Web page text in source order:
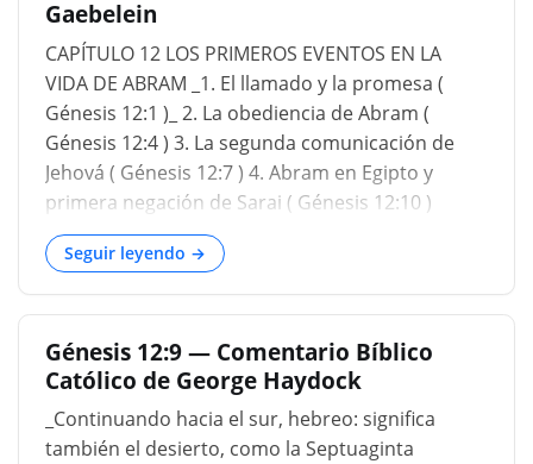
estropeado tantas veces, seguro que no puedo
hacerlo". Es bueno saber que Abraham no era
perfecto ni su fe era perfecta. Es bueno saber
que no tienes que ser perfecto y tu fe no tiene
que ser perfecta para que Dios te honre.
Entonces Dios dijo: "Aléjate de tu familia". Se
llevó a su padre con él desde Ur de los caldeos
Detenerse en Harán fue una obediencia
Gaebelein
CAPÍTULO 12 LOS PRIMEROS EVENTOS EN LA
VIDA DE ABRAM _1. El llamado y la promesa (
Génesis 12:1 )_ 2. La obediencia de Abram (
Génesis 12:4 ) 3. La segunda comunicación de
Jehová ( Génesis 12:7 ) 4. Abram en Egipto y
primera negación de Sarai ( Génesis 12:10 )
Llegamos ahora a un nuevo comienzo, el pacto
abrahámico. Marca el comienzo de esa
maravillosa carrera, la simiente de Abraham, el
pueblo de Israel. El nombre de Abraham se
menciona 74 veces en el Nuevo Testamento.
Cuán estrechamente está entretejida su historia
con la doctrina del Nuevo Testamento. Esto se
puede aprender consultando los
Seguir leyendo →
Génesis 12:9 — Comentario Bíblico
Católico de George Haydock
_Continuando hacia el sur, hebreo: significa
también el desierto, como la Septuaginta